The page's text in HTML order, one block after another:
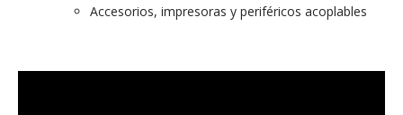
Accesorios, impresoras y periféricos acoplables